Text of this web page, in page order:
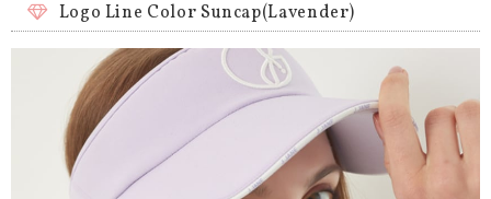
Logo Line Color Suncap(Lavender)